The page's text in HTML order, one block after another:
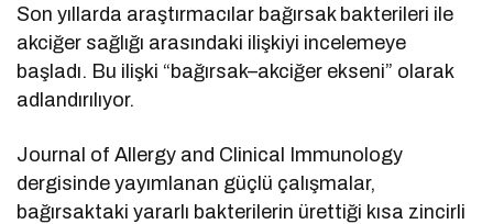
Son yıllarda araştırmacılar bağırsak bakterileri ile
akciğer sağlığı arasındaki ilişkiyi incelemeye
başladı. Bu ilişki “bağırsak–akciğer ekseni” olarak
adlandırılıyor.
Journal of Allergy and Clinical Immunology
dergisinde yayımlanan güçlü çalışmalar,
bağırsaktaki yararlı bakterilerin ürettiği kısa zincirli